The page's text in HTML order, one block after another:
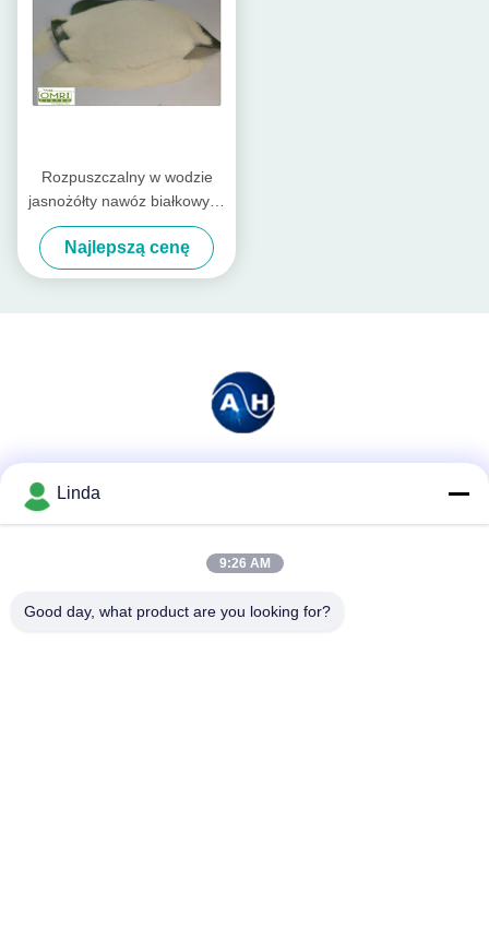
Rozpuszczalny w wodzie
jasnożółty nawóz białkowy w
proszku z 80%
aminokwasów
Najlepszą cenę
Linda
9:26 AM
Good day, what product are you looking for?